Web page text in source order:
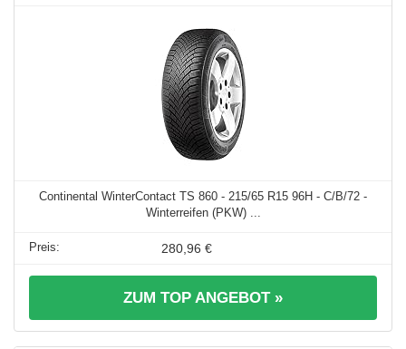
Continental WinterContact TS 860 - 215/65 R15 96H - C/B/72 -
Winterreifen (PKW) ...
280,96 €
ZUM TOP ANGEBOT »